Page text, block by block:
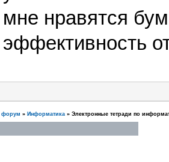
мне нравятся
эффективность
форум » Информатика » Электронные тетради по